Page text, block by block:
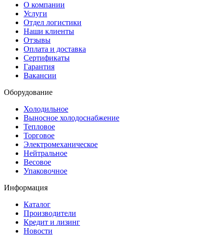
О компании
Услуги
Отдел логистики
Наши клиенты
Отзывы
Оплата и доставка
Сертификаты
Гарантия
Вакансии
Оборудование
Холодильное
Выносное холодоснабжение
Тепловое
Торговое
Электромеханическое
Нейтральное
Весовое
Упаковочное
Информация
Каталог
Производители
Кредит и лизинг
Новости